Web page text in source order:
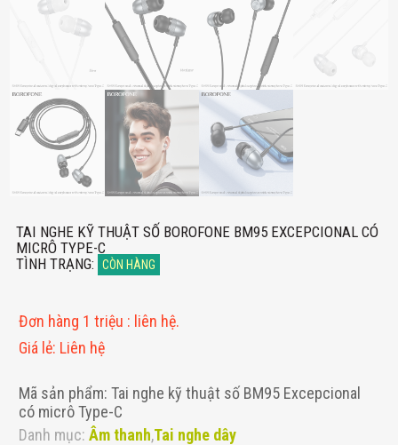
TAI NGHE KỸ THUẬT SỐ BOROFONE BM95 EXCEPCIONAL CÓ
MICRÔ TYPE-C
TÌNH TRẠNG: CÒN HÀNG
Đơn hàng 1 triệu : liên hệ.
Giá lẻ: Liên hệ
Mã sản phẩm: Tai nghe kỹ thuật số BM95 Excepcional
có micrô Type-C
Danh mục:Âm thanh,Tai nghe dây